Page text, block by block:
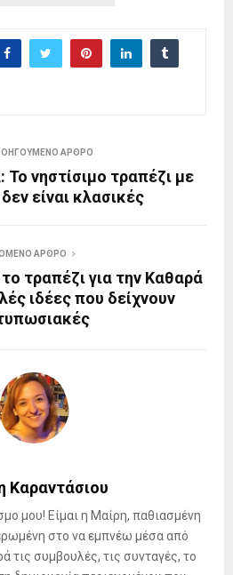
ΆΡΘΡΟ
νηστίσιμο τραπέζι με
είναι κλασικές
ΆΡΘΡΟ
τραπέζι για την Καθαρά
ιδέες που δείχνουν
Καραντάσιου
μου! Είμαι η Μαίρη, παθιασμένη
στο να εμπνέω μέσα από
τις συμβουλές, τις συνταγές, το